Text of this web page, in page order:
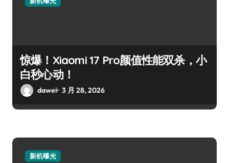
惊爆！Xiaomi 17 Pro颜值性能双杀，小
白秒心动！
dawei 3 月 28, 2026
新机曝光